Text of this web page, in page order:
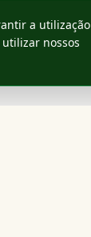
a utilização
nossos